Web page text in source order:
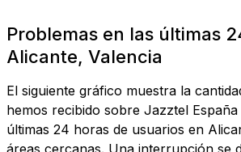
Problemas en las últimas
Alicante, Valencia
El siguiente gráfico muestra la
hemos recibido sobre Jazztel
últimas 24 horas de usuarios en